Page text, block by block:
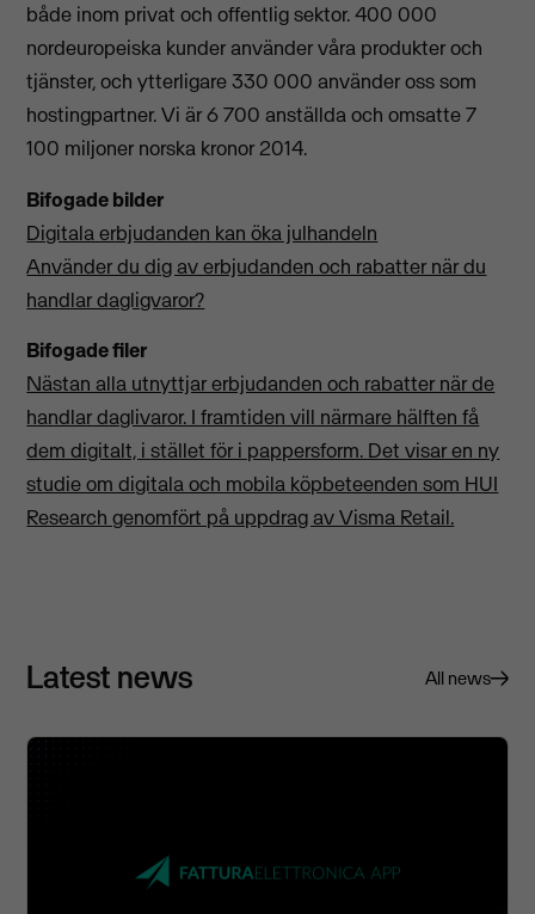
både inom privat och offentlig sektor. 400 000
nordeuropeiska kunder använder våra produkter och
tjänster, och ytterligare 330 000 använder oss som
hostingpartner. Vi är 6 700 anställda och omsatte 7
100 miljoner norska kronor 2014.
Bifogade bilder
Digitala erbjudanden kan öka julhandeln
Använder du dig av erbjudanden och rabatter när du
handlar dagligvaror?
Bifogade filer
Nästan alla utnyttjar erbjudanden och rabatter när de
handlar daglivaror. I framtiden vill närmare hälften få
dem digitalt, i stället för i pappersform. Det visar en ny
studie om digitala och mobila köpbeteenden som HUI
Research genomfört på uppdrag av Visma Retail.
Latest news All news